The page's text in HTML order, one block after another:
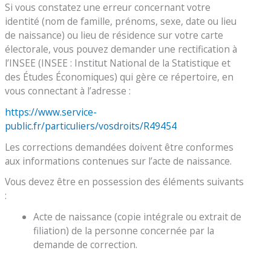
Si vous constatez une erreur concernant votre
identité (nom de famille, prénoms, sexe, date ou lieu
de naissance) ou lieu de résidence sur votre carte
électorale, vous pouvez demander une rectification à
l’INSEE (INSEE : Institut National de la Statistique et
des Études Économiques) qui gère ce répertoire, en
vous connectant à l’adresse :
https://www.service-
public.fr/particuliers/vosdroits/R49454
Les corrections demandées doivent être conformes
aux informations contenues sur l’acte de naissance.
Vous devez être en possession des éléments suivants
:
Acte de naissance (copie intégrale ou extrait de
filiation) de la personne concernée par la
demande de correction.